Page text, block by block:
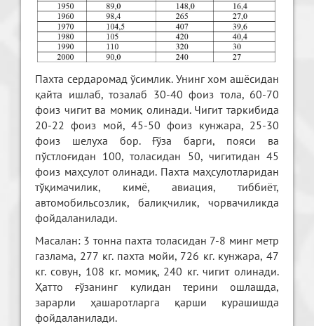
Пахта сердаромад ўсимлик. Унинг хом ашёсидан
қайта ишлаб, тозалаб 30-40 фоиз тола, 60-70
фоиз чигит ва момиқ олинади. Чигит таркибида
20-22 фоиз мой, 45-50 фоиз кунжара, 25-30
фоиз шелуха бор. Ғўза барги, пояси ва
пўстлоғидан 100, толасидан 50, чигитидан 45
фоиз маҳсулот олинади. Пахта маҳсулотларидан
тўқимачилик, кимё, авиация, тиббиёт,
автомобильсозлик, балиқчилик, чорвачиликда
фойдаланилади.
Масалан: 3 тонна пахта толасидан 7-8 минг метр
газлама, 277 кг. пахта мойи, 726 кг. кунжара, 47
кг. совун, 108 кг. момиқ, 240 кг. чигит олинади.
Ҳатто ғўзанинг кулидан терини ошлашда,
зарарли ҳашаротларга қарши курашишда
фойдаланилади.